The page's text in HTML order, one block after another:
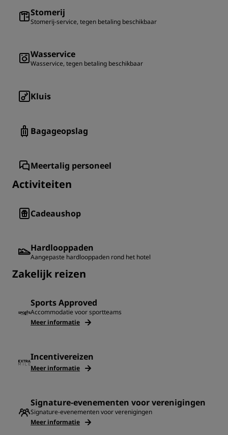
Stomerij
Stomerij-service, tegen betaling beschikbaar
Wasservice
Wasservice, tegen betaling beschikbaar
Kluis
Bagageopslag
Meertalig personeel
Activiteiten
Cadeaushop
Hardlooppaden
Aangepaste hardlooppaden rond het hotel
‌Zakelijk reizen
Sports Approved
Accommodatie voor sportteams
Meer informatie
Incentivereizen
Meer informatie
Signature-evenementen voor verenigingen
Signature-evenementen voor verenigingen
Meer informatie